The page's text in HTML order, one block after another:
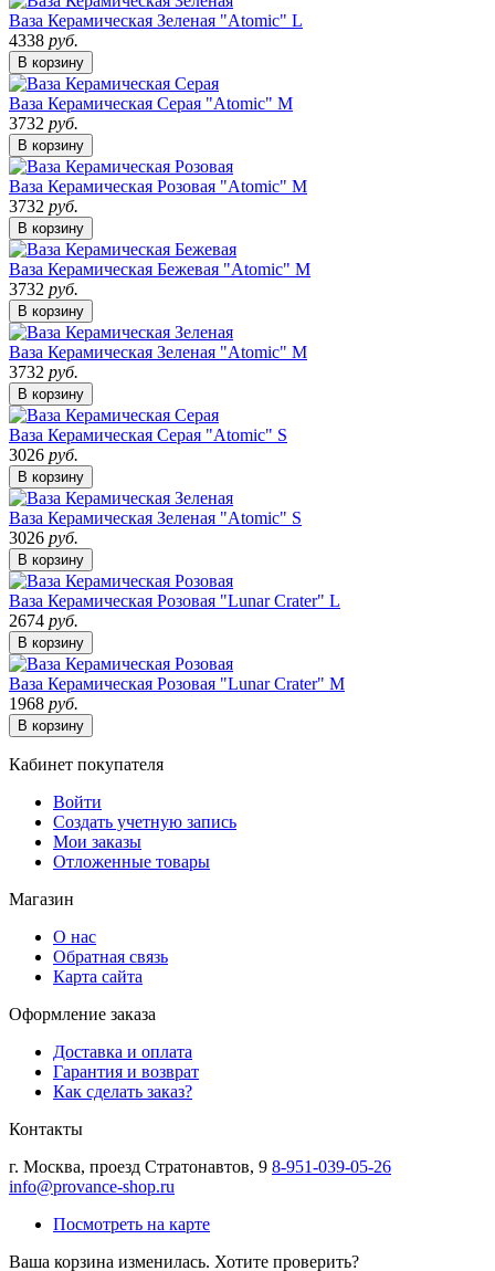
Ваза Керамическая Зеленая "Atomic" L
4338 руб.
В корзину
Ваза Керамическая Серая "Atomic" M
3732 руб.
В корзину
Ваза Керамическая Розовая "Atomic" M
3732 руб.
В корзину
Ваза Керамическая Бежевая "Atomic" M
3732 руб.
В корзину
Ваза Керамическая Зеленая "Atomic" M
3732 руб.
В корзину
Ваза Керамическая Серая "Atomic" S
3026 руб.
В корзину
Ваза Керамическая Зеленая "Atomic" S
3026 руб.
В корзину
Ваза Керамическая Розовая "Lunar Crater" L
2674 руб.
В корзину
Ваза Керамическая Розовая "Lunar Crater" M
1968 руб.
В корзину
Кабинет покупателя
Войти
Создать учетную запись
Мои заказы
Отложенные товары
Магазин
О нас
Обратная связь
Карта сайта
Оформление заказа
Доставка и оплата
Гарантия и возврат
Как сделать заказ?
Контакты
г. Москва, проезд Стратонавтов, 9 8-951-039-05-26
info@provance-shop.ru
Посмотреть на карте
Ваша корзина изменилась. Хотите проверить?